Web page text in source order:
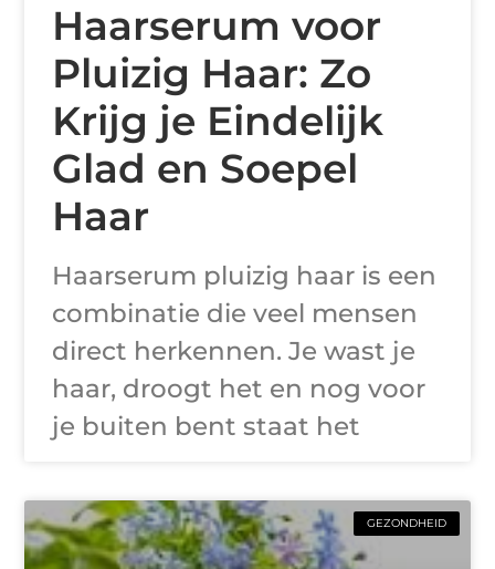
Haarserum voor
Pluizig Haar: Zo
Krijg je Eindelijk
Glad en Soepel
Haar
Haarserum pluizig haar is een
combinatie die veel mensen
direct herkennen. Je wast je
haar, droogt het en nog voor
je buiten bent staat het
GEZONDHEID